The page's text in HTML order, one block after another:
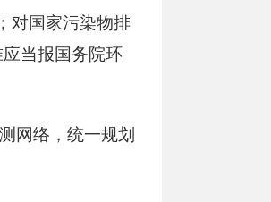
对国家污染物排
当报国务院环
网络，统一规划